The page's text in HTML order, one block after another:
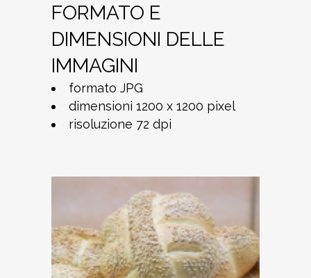
FORMATO E
DIMENSIONI DELLE
IMMAGINI
formato JPG
dimensioni 1200 x 1200 pixel
risoluzione 72 dpi